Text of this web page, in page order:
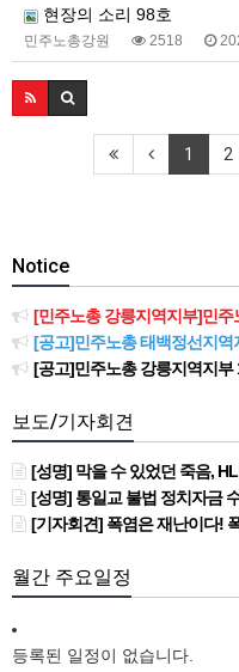
현장의 소리 98호
민주노총강원 2518
1 2
Notice
[민주노총 강릉지역지부]민주노총 강
[공고]민주노총 태백정선지역지
[공고]민주노총 강릉지역지부
보도/기자회견
[성명] 막을 수 있었던 죽음, HL만도가 책임져라 : 청년
[성명] 통일교 불법 정치자금 수
[기자회견] 폭염은 재난이다! 폭염으로부터 안전한 일
월간 주요일정
등록된 일정이 없습니다.